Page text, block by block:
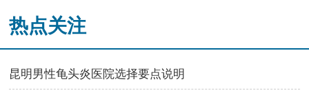
热点关注
昆明男性龟头炎医院选择要点说明